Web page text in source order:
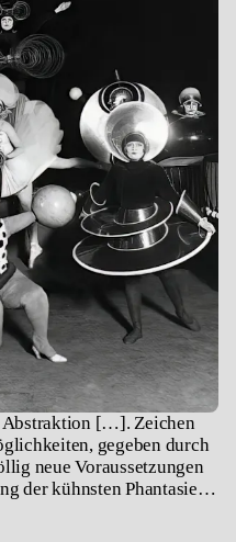
Abstraktion […]. Zeichen
gegeben durch
neue Voraussetzungen
der kühnsten Phantasien